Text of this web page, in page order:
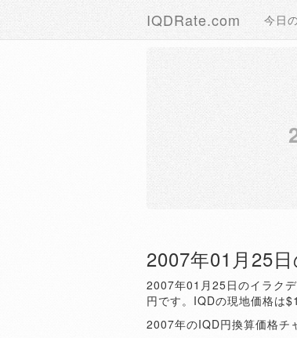
IQDRate.com 今日
2007年01月25
2007年01月25日のイラク
円です。IQDの現地価格は
2007年のIQD円換算価格チ